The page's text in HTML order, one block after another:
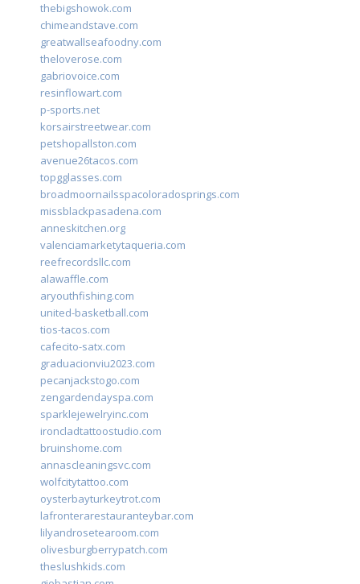
thebigshowok.com
chimeandstave.com
greatwallseafoodny.com
theloverose.com
gabriovoice.com
resinflowart.com
p-sports.net
korsairstreetwear.com
petshopallston.com
avenue26tacos.com
topgglasses.com
broadmoornailsspacoloradosprings.com
missblackpasadena.com
anneskitchen.org
valenciamarketytaqueria.com
reefrecordsllc.com
alawaffle.com
aryouthfishing.com
united-basketball.com
tios-tacos.com
cafecito-satx.com
graduacionviu2023.com
pecanjackstogo.com
zengardendayspa.com
sparklejewelryinc.com
ironcladtattoostudio.com
bruinshome.com
annascleaningsvc.com
wolfcitytattoo.com
oysterbayturkeytrot.com
lafronterarestauranteybar.com
lilyandrosetearoom.com
olivesburgberrypatch.com
theslushkids.com